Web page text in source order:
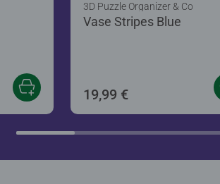
Vase Stripes Blue
3D Puzzle Organizer & Co
19,99 €